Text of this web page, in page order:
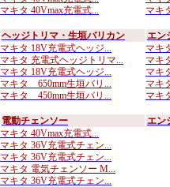
マキタ 40Vmax充電式...
マキ
ヘッジトリマ・生垣バリカン
マキタ 18V充電式ヘッジ...
マキタ 充電式ヘッジトリマ...
マキタ 18V充電式ヘッジ...
マキタ 650mm生垣バリ...
マキタ 450mm生垣バリ...
エン
マキ
マキ
マキ
マキ
マキ
電動チェンソー
マキタ 40Vmax充電式...
マキタ 36V充電式チェン...
マキタ 36V充電式チェン...
マキタ 電気チェンソー M...
マキタ 36V充電式チェン...
エン